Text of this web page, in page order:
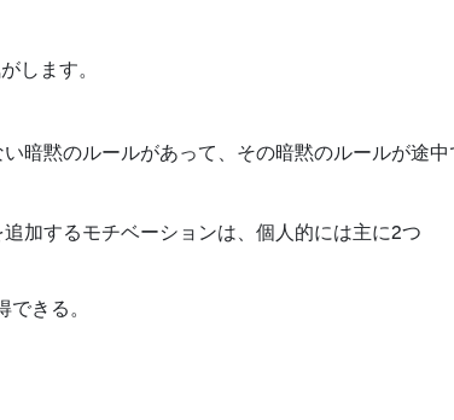
します。
暗黙のルールがあって、その暗黙のルールが途
加するモチベーションは、個人的には主に2つ
きる。